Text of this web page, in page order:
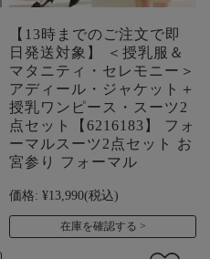
【13時までのご注文で即
日発送対象】 ＜授乳服＆
マタニティ・セレモニー＞
アディール・ジャケット＋
授乳ワンピース・スーツ2
点セット【6216183】 フォ
ーマルスーツ2点セット お
宮参り フォーマル
価格: ¥13,990(税込)
在庫を確認する